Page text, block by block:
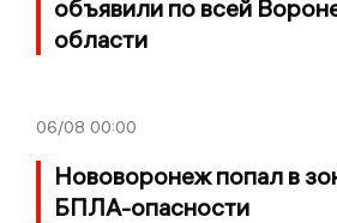
объявили по всей
области
06/08 00:00
Нововоронеж попал в
БПЛА-опасности